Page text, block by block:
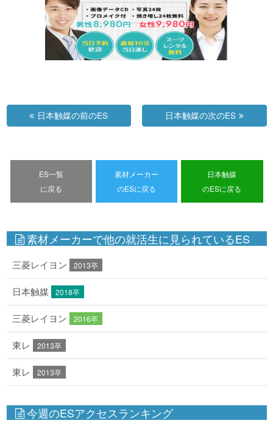
日本触媒の前のES 日本触媒の次のES
ES一覧
に戻る
素材メーカー
のESに戻る
日本触媒
のESに戻る
素材メーカーで他の就活生に見られているES
三菱レイヨン 2013卒
日本触媒 2018卒
三菱レイヨン 2016卒
東レ 2013卒
東レ 2013卒
今週のESアクセスランキング